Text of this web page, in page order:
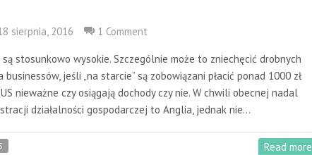
sierpnia, 2016 1 Comment
stosunkowo wysokie. Szczególnie może to zniechęcić drobnych
jeśli „na starcie” są zobowiązani płacić ponad 1000 zł
nieważne czy osiągają dochody czy nie. W chwili obecnej nadal
działalności gospodarczej to Anglia, jednak nie…
Read more